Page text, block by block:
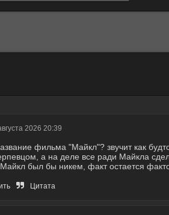
2026 20:39
фильма "Майкл"? звучит как
а на деле все ради Майкла
был бы никем, факт остается
Цитата